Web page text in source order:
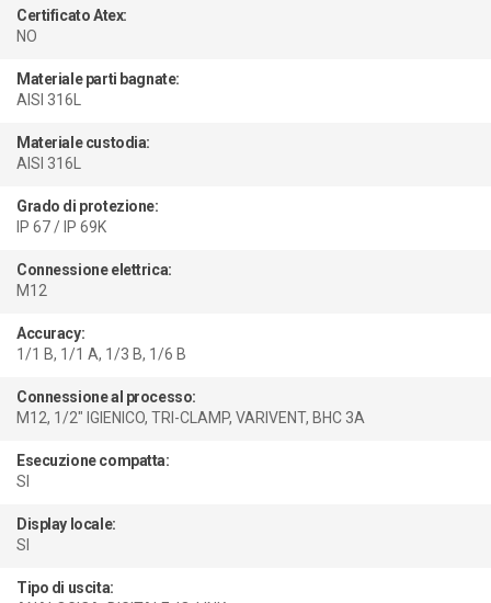
Certificato Atex:
NO
Materiale parti bagnate:
AISI 316L
Materiale custodia:
AISI 316L
Grado di protezione:
IP 67 / IP 69K
Connessione elettrica:
M12
Accuracy:
1/1 B, 1/1 A, 1/3 B, 1/6 B
Connessione al processo:
M12, 1/2" IGIENICO, TRI-CLAMP, VARIVENT, BHC 3A
Esecuzione compatta:
SI
Display locale:
SI
Tipo di uscita: